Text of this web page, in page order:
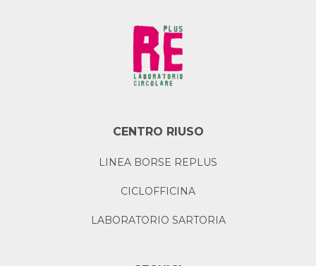
CENTRO RIUSO
LINEA BORSE REPLUS
CICLOFFICINA
LABORATORIO SARTORIA